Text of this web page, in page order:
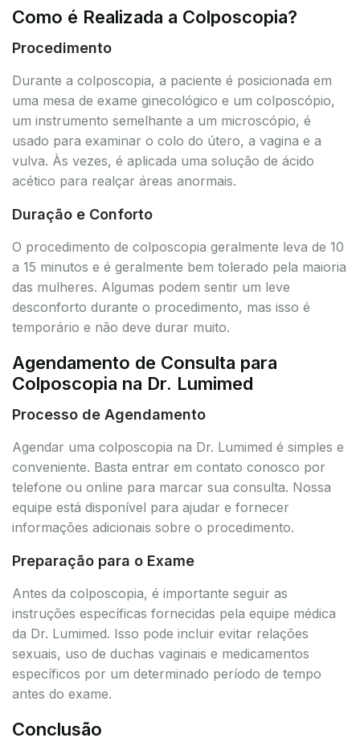
Como é Realizada a Colposcopia?
Procedimento
Durante a colposcopia, a paciente é posicionada em
uma mesa de exame ginecológico e um colposcópio,
um instrumento semelhante a um microscópio, é
usado para examinar o colo do útero, a vagina e a
vulva. Às vezes, é aplicada uma solução de ácido
acético para realçar áreas anormais.
Duração e Conforto
O procedimento de colposcopia geralmente leva de 10
a 15 minutos e é geralmente bem tolerado pela maioria
das mulheres. Algumas podem sentir um leve
desconforto durante o procedimento, mas isso é
temporário e não deve durar muito.
Agendamento de Consulta para
Colposcopia na Dr. Lumimed
Processo de Agendamento
Agendar uma colposcopia na Dr. Lumimed é simples e
conveniente. Basta entrar em contato conosco por
telefone ou online para marcar sua consulta. Nossa
equipe está disponível para ajudar e fornecer
informações adicionais sobre o procedimento.
Preparação para o Exame
Antes da colposcopia, é importante seguir as
instruções específicas fornecidas pela equipe médica
da Dr. Lumimed. Isso pode incluir evitar relações
sexuais, uso de duchas vaginais e medicamentos
específicos por um determinado período de tempo
antes do exame.
Conclusão